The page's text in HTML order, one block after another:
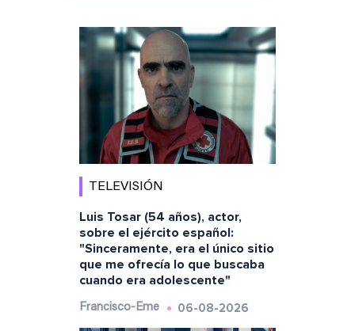
TELEVISIÓN
Luis Tosar (54 años), actor,
sobre el ejército español:
"Sinceramente, era el único sitio
que me ofrecía lo que buscaba
cuando era adolescente"
Francisco-Eme 06-08-2026